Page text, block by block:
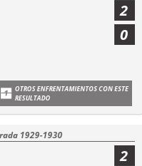
2
0
OTROS ENFRENTAMIENTOS CON ESTE
RESULTADO
1929-1930
2